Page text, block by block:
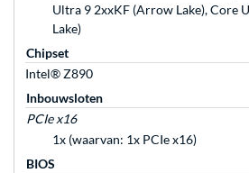
Ultra 9 2xxKF (Arrow Lake), Core
Lake)
Chipset
Intel® Z890
Inbouwsloten
PCIe x16
1x (waarvan: 1x PCIe x16)
BIOS